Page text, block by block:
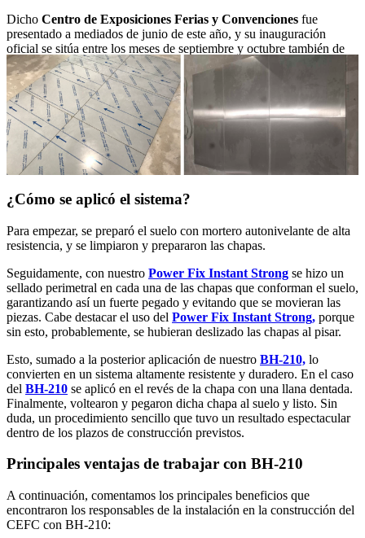
Dicho Centro de Exposiciones Ferias y Convenciones fue
presentado a mediados de junio de este año, y su inauguración
oficial se sitúa entre los meses de septiembre y octubre también de
este mismo año.
¿Cómo se aplicó el sistema?
Para empezar, se preparó el suelo con mortero autonivelante de alta
resistencia, y se limpiaron y prepararon las chapas.
Seguidamente, con nuestro Power Fix Instant Strong se hizo un
sellado perimetral en cada una de las chapas que conforman el suelo,
garantizando así un fuerte pegado y evitando que se movieran las
piezas. Cabe destacar el uso del Power Fix Instant Strong, porque
sin esto, probablemente, se hubieran deslizado las chapas al pisar.
Esto, sumado a la posterior aplicación de nuestro BH-210, lo
convierten en un sistema altamente resistente y duradero. En el caso
del BH-210 se aplicó en el revés de la chapa con una llana dentada.
Finalmente, voltearon y pegaron dicha chapa al suelo y listo. Sin
duda, un procedimiento sencillo que tuvo un resultado espectacular
dentro de los plazos de construcción previstos.
Principales ventajas de trabajar con BH-210
A continuación, comentamos los principales beneficios que
encontraron los responsables de la instalación en la construcción del
CEFC con BH-210: